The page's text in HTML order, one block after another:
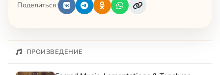
Поделиться:
ПРОИЗВЕДЕНИЕ